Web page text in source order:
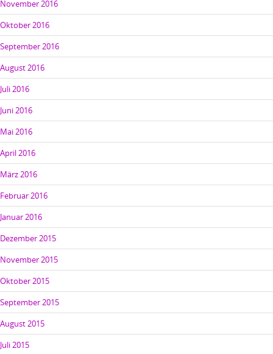
November 2016
Oktober 2016
September 2016
August 2016
Juli 2016
Juni 2016
Mai 2016
April 2016
März 2016
Februar 2016
Januar 2016
Dezember 2015
November 2015
Oktober 2015
September 2015
August 2015
Juli 2015